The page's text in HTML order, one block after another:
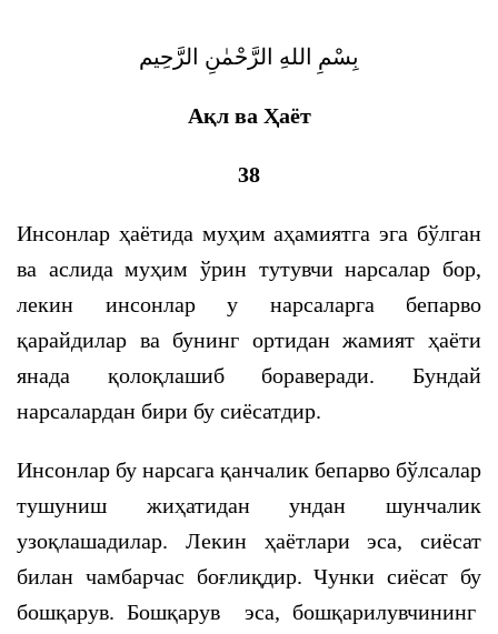
بِسْمِ اللهِ الرَّحْمٰنِ الرَّحِيم
Ақл ва Ҳаёт
38
Инсонлар ҳаётида муҳим аҳамиятга эга бўлган
ва аслида муҳим ўрин тутувчи нарсалар бор,
лекин инсонлар у нарсаларга бепарво
қарайдилар ва бунинг ортидан жамият ҳаёти
янада қолоқлашиб бораверади. Бундай
нарсалардан бири бу сиёсатдир.
Инсонлар бу нарсага қанчалик бепарво бўлсалар
тушуниш жиҳатидан ундан шунчалик
узоқлашадилар. Лекин ҳаётлари эса, сиёсат
билан чамбарчас боғлиқдир. Чунки сиёсат бу
бошқарув. Бошқарув эса, бошқарилувчининг